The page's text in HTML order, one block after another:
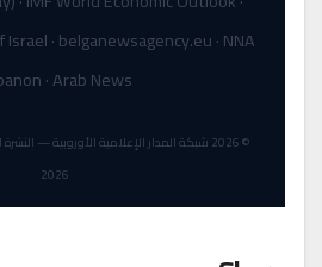
Israel · belganewsagency.eu · NNA
· Arab News
2026